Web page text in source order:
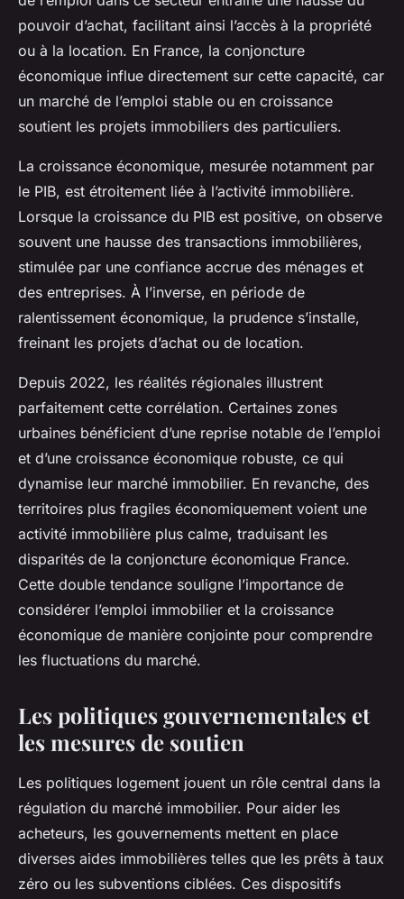
pouvoir d’achat, facilitant ainsi l’accès à la propriété
ou à la location. En France, la conjoncture
économique influe directement sur cette capacité, car
un marché de l’emploi stable ou en croissance
soutient les projets immobiliers des particuliers.
La croissance économique, mesurée notamment par
le PIB, est étroitement liée à l’activité immobilière.
Lorsque la croissance du PIB est positive, on observe
souvent une hausse des transactions immobilières,
stimulée par une confiance accrue des ménages et
des entreprises. À l’inverse, en période de
ralentissement économique, la prudence s’installe,
freinant les projets d’achat ou de location.
Depuis 2022, les réalités régionales illustrent
parfaitement cette corrélation. Certaines zones
urbaines bénéficient d’une reprise notable de l’emploi
et d’une croissance économique robuste, ce qui
dynamise leur marché immobilier. En revanche, des
territoires plus fragiles économiquement voient une
activité immobilière plus calme, traduisant les
disparités de la conjoncture économique France.
Cette double tendance souligne l’importance de
considérer l’emploi immobilier et la croissance
économique de manière conjointe pour comprendre
les fluctuations du marché.
Les politiques gouvernementales et
les mesures de soutien
Les politiques logement jouent un rôle central dans la
régulation du marché immobilier. Pour aider les
acheteurs, les gouvernements mettent en place
diverses aides immobilières telles que les prêts à taux
zéro ou les subventions ciblées. Ces dispositifs